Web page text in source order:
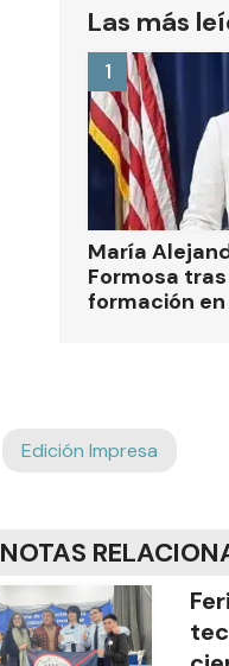
Las más
María
Formosa
formación
1
Edición Impresa
NOTAS